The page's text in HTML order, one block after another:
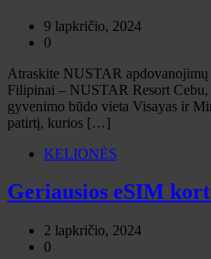
9 lapkričio, 2024
0
Atraskite NUSTAR
Filipinai – NUSTAR Resort Cebu,
gyvenimo būdo vieta Visayas ir
patirtį, kurios […]
KELIONĖS
Geriausios eSIM
2 lapkričio, 2024
0